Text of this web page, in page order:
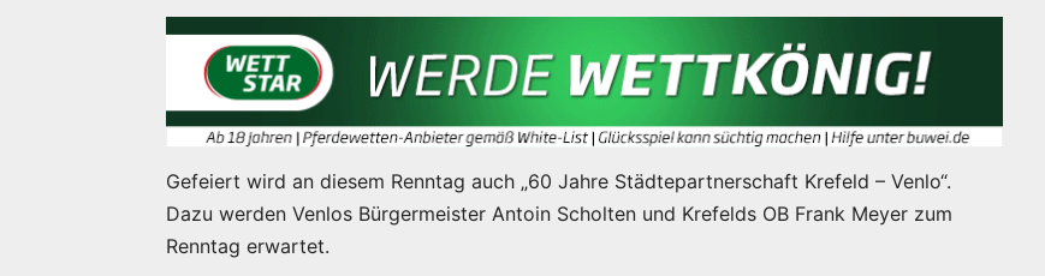
Gefeiert wird an diesem Renntag auch „60 Jahre Städtepartnerschaft Krefeld – Venlo“.
Dazu werden Venlos Bürgermeister Antoin Scholten und Krefelds OB Frank Meyer zum
Renntag erwartet.